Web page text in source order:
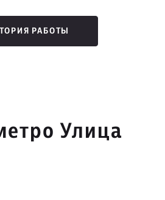
РАБОТЫ
Улица